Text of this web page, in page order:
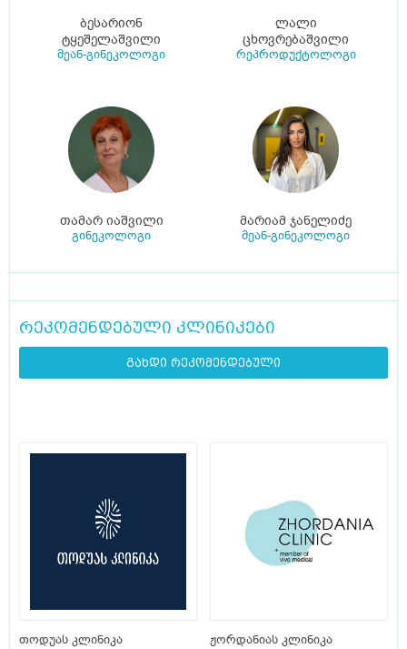
ბესარიონ
ტყეშელაშვილი
მეან-გინეკოლოგი
ლალი
ცხოვრებაშვილი
რეპროდუქტოლოგი
თამარ იაშვილი
გინეკოლოგი
მარიამ ჯანელიძე
მეან-გინეკოლოგი
რეკომენდებული კლინიკები
გახდი რეკომენდებული
თოდუას კლინიკა ჟორდანიას კლინიკა